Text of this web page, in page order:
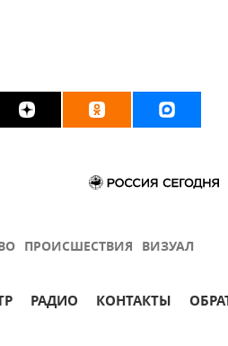
ПРОИСШЕСТВИЯ ВИЗУАЛ
РАДИО КОНТАКТЫ